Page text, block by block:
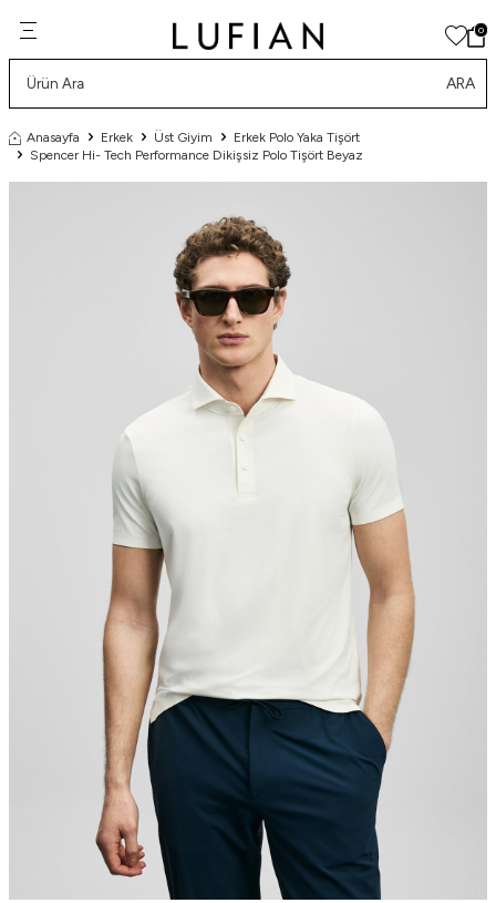
0
ARA
Anasayfa Erkek Üst Giyim
Erkek Polo Yaka Tişört
Spencer Hi- Tech Performance Dikişsiz Polo Tişört Beyaz